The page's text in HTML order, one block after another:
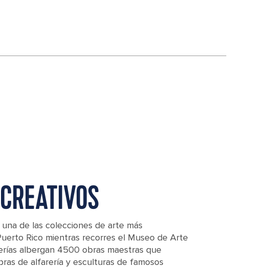
de las colecciones de arte más
Rico mientras recorres el Museo de Arte
albergan 4500 obras maestras que
de alfarería y esculturas de famosos